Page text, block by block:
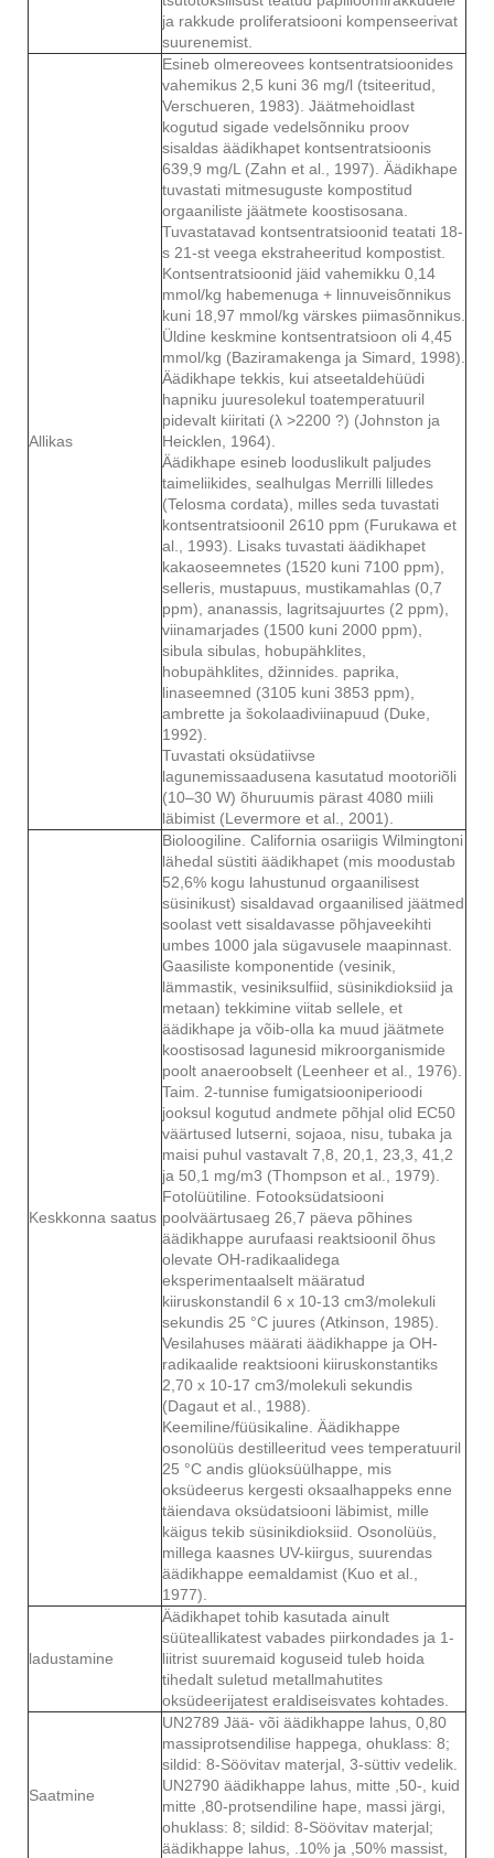
ja rakkude proliferatsiooni kompenseerivat
suurenemist.
Allikas
Esineb olmereovees kontsentratsioonides
vahemikus 2,5 kuni 36 mg/l (tsiteeritud,
Verschueren, 1983). Jäätmehoidlast
kogutud sigade vedelsõnniku proov
sisaldas äädikhapet kontsentratsioonis
639,9 mg/L (Zahn et al., 1997). Äädikhape
tuvastati mitmesuguste kompostitud
orgaaniliste jäätmete koostisosana.
Tuvastatavad kontsentratsioonid teatati 18-
s 21-st veega ekstraheeritud kompostist.
Kontsentratsioonid jäid vahemikku 0,14
mmol/kg habemenuga + linnuveisõnnikus
kuni 18,97 mmol/kg värskes piimasõnnikus.
Üldine keskmine kontsentratsioon oli 4,45
mmol/kg (Baziramakenga ja Simard, 1998).
Äädikhape tekkis, kui atseetaldehüüdi
hapniku juuresolekul toatemperatuuril
pidevalt kiiritati (λ >2200 ?) (Johnston ja
Heicklen, 1964).
Äädikhape esineb looduslikult paljudes
taimeliikides, sealhulgas Merrilli lilledes
(Telosma cordata), milles seda tuvastati
kontsentratsioonil 2610 ppm (Furukawa et
al., 1993). Lisaks tuvastati äädikhapet
kakaoseemnetes (1520 kuni 7100 ppm),
selleris, mustapuus, mustikamahlas (0,7
ppm), ananassis, lagritsajuurtes (2 ppm),
viinamarjades (1500 kuni 2000 ppm),
sibula sibulas, hobupähklites,
hobupähklites, džinnides. paprika,
linaseemned (3105 kuni 3853 ppm),
ambrette ja šokolaadiviinapuud (Duke,
1992).
Tuvastati oksüdatiivse
lagunemissaadusena kasutatud mootoriõli
(10–30 W) õhuruumis pärast 4080 miili
läbimist (Levermore et al., 2001).
Keskkonna saatus
Bioloogiline. California osariigis Wilmingtoni
lähedal süstiti äädikhapet (mis moodustab
52,6% kogu lahustunud orgaanilisest
süsinikust) sisaldavad orgaanilised jäätmed
soolast vett sisaldavasse põhjaveekihti
umbes 1000 jala sügavusele maapinnast.
Gaasiliste komponentide (vesinik,
lämmastik, vesiniksulfiid, süsinikdioksiid ja
metaan) tekkimine viitab sellele, et
äädikhape ja võib-olla ka muud jäätmete
koostisosad lagunesid mikroorganismide
poolt anaeroobselt (Leenheer et al., 1976).
Taim. 2-tunnise fumigatsiooniperioodi
jooksul kogutud andmete põhjal olid EC50
väärtused lutserni, sojaoa, nisu, tubaka ja
maisi puhul vastavalt 7,8, 20,1, 23,3, 41,2
ja 50,1 mg/m3 (Thompson et al., 1979).
Fotolüütiline. Fotooksüdatsiooni
poolväärtusaeg 26,7 päeva põhines
äädikhappe aurufaasi reaktsioonil õhus
olevate OH-radikaalidega
eksperimentaalselt määratud
kiiruskonstandil 6 x 10-13 cm3/molekuli
sekundis 25 °C juures (Atkinson, 1985).
Vesilahuses määrati äädikhappe ja OH-
radikaalide reaktsiooni kiiruskonstantiks
2,70 x 10-17 cm3/molekuli sekundis
(Dagaut et al., 1988).
Keemiline/füüsikaline. Äädikhappe
osonolüüs destilleeritud vees temperatuuril
25 °C andis glüoksüülhappe, mis
oksüdeerus kergesti oksaalhappeks enne
täiendava oksüdatsiooni läbimist, mille
käigus tekib süsinikdioksiid. Osonolüüs,
millega kaasnes UV-kiirgus, suurendas
äädikhappe eemaldamist (Kuo et al.,
1977).
ladustamine
Äädikhapet tohib kasutada ainult
süüteallikatest vabades piirkondades ja 1-
liitrist suuremaid koguseid tuleb hoida
tihedalt suletud metallmahutites
oksüdeerijatest eraldiseisvates kohtades.
Saatmine
UN2789 Jää- või äädikhappe lahus, 0,80
massiprotsendilise happega, ohuklass: 8;
sildid: 8-Söövitav materjal, 3-süttiv vedelik.
UN2790 äädikhappe lahus, mitte ,50-, kuid
mitte ,80-protsendiline hape, massi järgi,
ohuklass: 8; sildid: 8-Söövitav materjal;
äädikhappe lahus, .10% ja ,50% massist,